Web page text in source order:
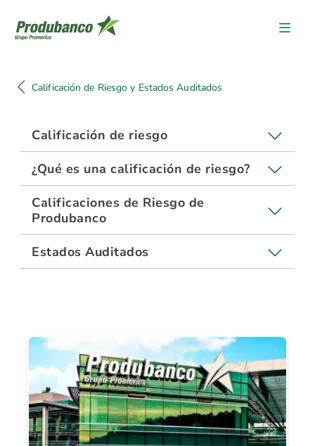
Calificación de Riesgo y
Calificación de Riesgo y Estados Auditados
Calificación de riesgo
¿Qué es una calificación de riesgo?
Calificaciones de Riesgo de
Produbanco
Estados Auditados